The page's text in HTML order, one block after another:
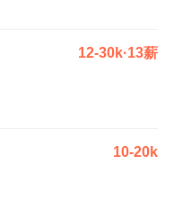
12-30k·13薪
10-20k